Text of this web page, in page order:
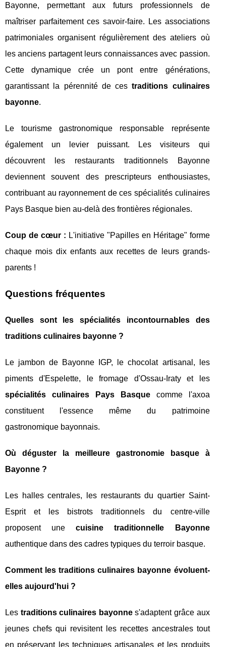
Bayonne, permettant aux futurs professionnels de
maîtriser parfaitement ces savoir-faire. Les associations
patrimoniales organisent régulièrement des ateliers où
les anciens partagent leurs connaissances avec passion.
Cette dynamique crée un pont entre générations,
garantissant la pérennité de cestraditions culinaires
bayonne.
Le tourisme gastronomique responsable représente
également un levier puissant. Les visiteurs qui
découvrent les restaurants traditionnels Bayonne
deviennent souvent des prescripteurs enthousiastes,
contribuant au rayonnement de ces spécialités culinaires
Pays Basque bien au-delà des frontières régionales.
Coup de cœur : L'initiative "Papilles en Héritage" forme
chaque mois dix enfants aux recettes de leurs grands-
parents !
Questions fréquentes
Quelles sont les spécialités incontournables des
traditions culinaires bayonne ?
Le jambon de Bayonne IGP, le chocolat artisanal, les
piments d'Espelette, le fromage d'Ossau-Iraty et les
spécialités culinaires Pays Basquecomme l'axoa
constituent l'essence même du patrimoine
gastronomique bayonnais.
Où déguster la meilleure gastronomie basque à
Bayonne ?
Les halles centrales, les restaurants du quartier Saint-
Esprit et les bistrots traditionnels du centre-ville
proposent unecuisine traditionnelle Bayonne
authentique dans des cadres typiques du terroir basque.
Comment les traditions culinaires bayonne évoluent-
elles aujourd'hui ?
Les traditions culinaires bayonnes'adaptent grâce aux
jeunes chefs qui revisitent les recettes ancestrales tout
en préservant les techniques artisanales et les produits